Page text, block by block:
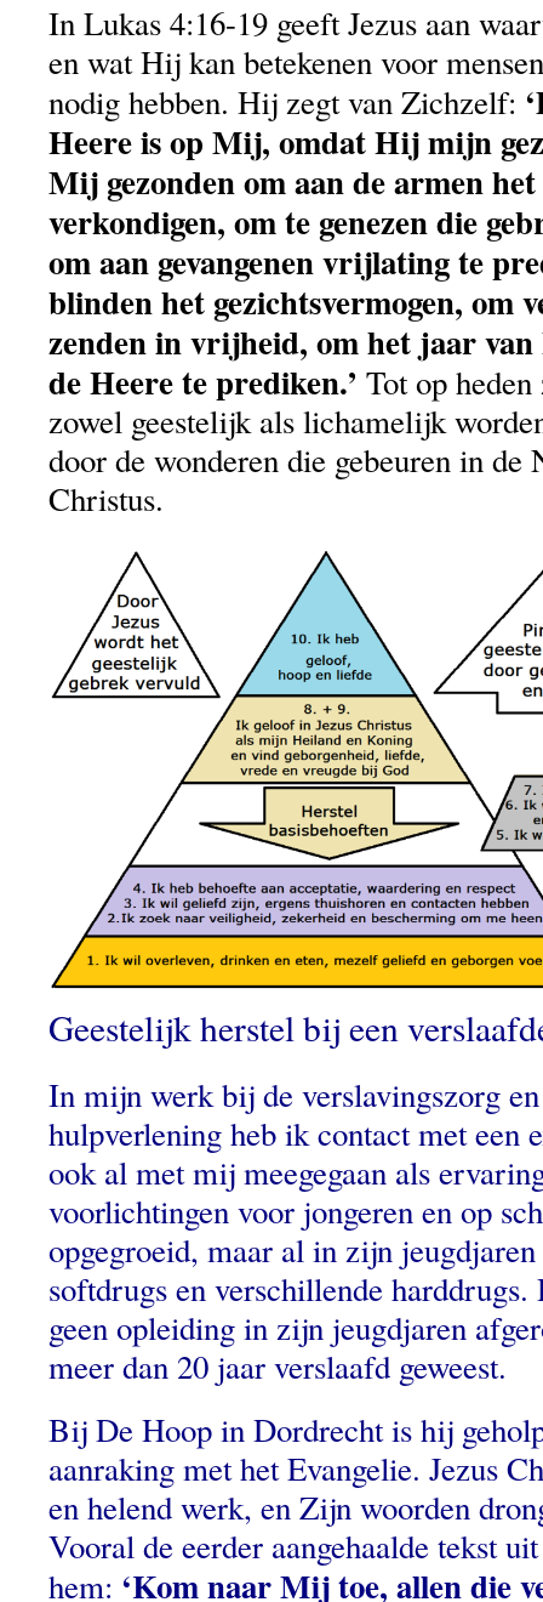
In Lukas 4:16-19 geeft Jezus aan
en wat Hij kan betekenen voor
nodig hebben. Hij zegt van Zichzelf:
Heere is op Mij, omdat Hij mijn
Mij gezonden om aan de armen
verkondigen, om te genezen die
om aan gevangenen vrijlating te
blinden het gezichtsvermogen, om
zenden in vrijheid, om het jaar van
de Heere te prediken.’ Tot op
zowel geestelijk als lichamelijk
door de wonderen die gebeuren in de
Christus.
Geestelijk herstel bij een
In mijn werk bij de verslavingszorg
hulpverlening heb ik contact met een
ook al met mij meegegaan als
voorlichtingen voor jongeren en op
opgegroeid, maar al in zijn
softdrugs en verschillende
geen opleiding in zijn jeugdjaren
meer dan 20 jaar verslaafd geweest.
Bij De Hoop in Dordrecht is hij
aanraking met het Evangelie. Jezus
en helend werk, en Zijn woorden
Vooral de eerder aangehaalde tekst
hem: ‘Kom naar Mij toe, allen die